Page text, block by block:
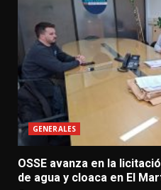
GENERALES
OSSE avanza en la
de agua y cloaca en El